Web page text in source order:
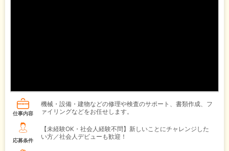
仕事内容
機械・設備・建物などの修理や検査のサポート、書類作成、フ
ァイリングなどをお任せします。
応募条件
【未経験OK・社会人経験不問】新しいことにチャレンジした
い方／社会人デビューも歓迎！